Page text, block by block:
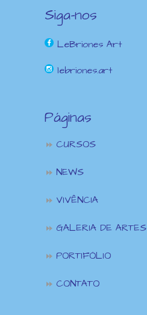
Siga-nos
LeBriones Art
lebriones.art
Páginas
CURSOS
NEWS
VIVÊNCIA
GALERIA DE ARTES
PORTIFÓLIO
CONTATO